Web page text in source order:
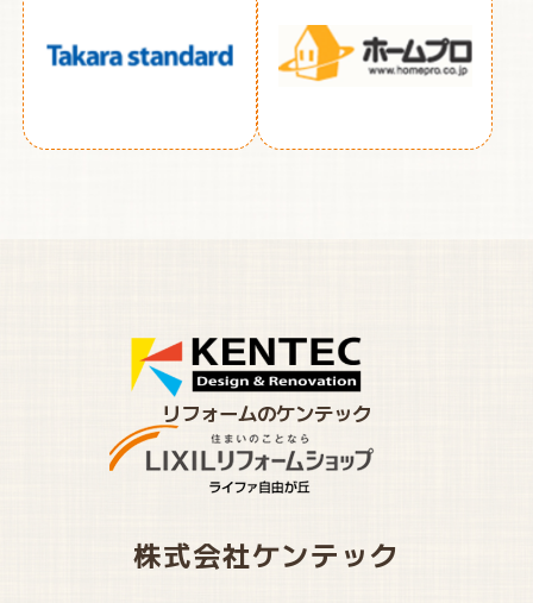
リフォームのケンテック
株式会社ケンテック